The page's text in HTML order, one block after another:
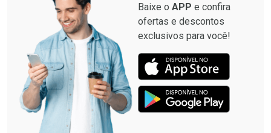
Baixe o APP e confira
ofertas e descontos
exclusivos para você!